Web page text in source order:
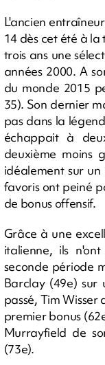
L'ancien
14 dès cet été à
trois ans une
années 2000. A
du monde 2015
35). Son dernier
pas dans la
échappait à
deuxième moins
idéalement sur
favoris ont peiné
de bonus offensif.
Grâce à une
italienne, ils
seconde période
Barclay (49e) sur
passé, Tim
premier bonus
Murrayfield de
(73e).